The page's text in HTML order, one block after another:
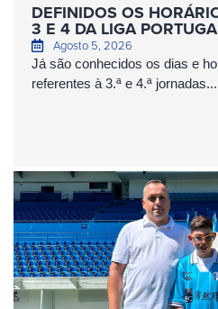
DEFINIDOS OS
3 E 4 DA LIGA
Agosto 5, 2026
Já são conhecidos os dias e
referentes à 3.ª e 4.ª jornadas...